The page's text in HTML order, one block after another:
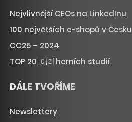
Nejvlivnější CEOs na LinkedInu
100 největších e-shopů v Česku
CC25 – 2024
TOP 20 🇨🇿 herních studií
DÁLE TVOŘÍME
Newslettery